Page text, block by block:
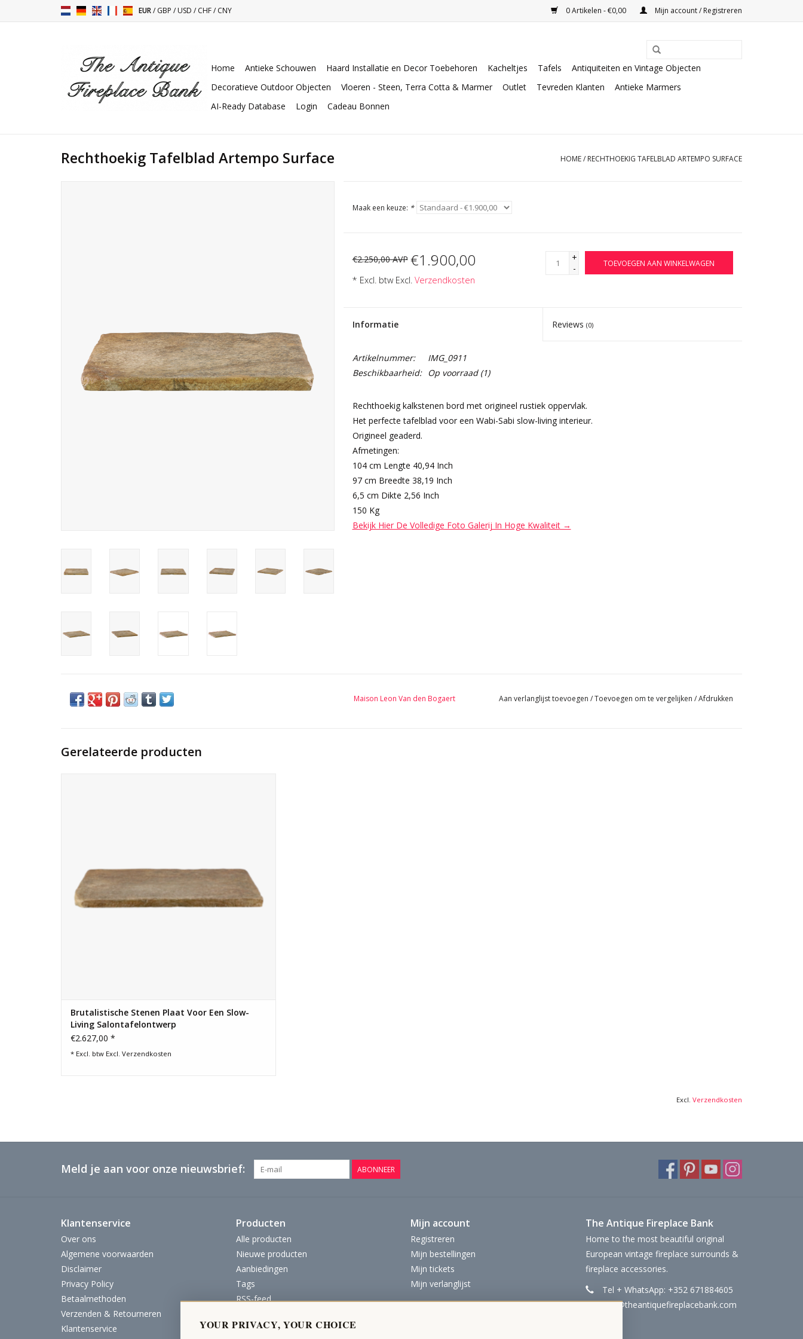
EUR/GBP /USD /CHF/CNY 0 Artikelen - €0,00 Mijn account / Registreren
Home Antieke Schouwen Haard Installatie en Decor Toebehoren Kacheltjes Tafels
Antiquiteiten en Vintage Objecten
Decoratieve Outdoor Objecten
Vloeren - Steen, Terra Cotta & Marmer Outlet Tevreden Klanten
Antieke Marmers
AI-Ready Database
Login Cadeau Bonnen
Rechthoekig Tafelblad Artempo Surface HOME/ RECHTHOEKIG TAFELBLAD ARTEMPO SURFACE
Maak een keuze: *
€2.250,00 AVP €1.900,00
* Excl. btw Excl. Verzendkosten
+
-
TOEVOEGEN AAN WINKELWAGEN
Informatie Reviews(0)
Artikelnummer:
IMG_0911
Beschikbaarheid:
Op voorraad(1)
Rechthoekig kalkstenen bord met origineel rustiek oppervlak.
Het perfecte tafelblad voor een Wabi-Sabi slow-living interieur.
Origineel geaderd.
Afmetingen:
104 cm Lengte 40,94 Inch
97 cm Breedte 38,19 Inch
6,5 cm Dikte 2,56 Inch
150 Kg
Bekijk Hier De Volledige Foto Galerij In Hoge Kwaliteit →
Maison Leon Van den Bogaert Aan verlanglijst toevoegen /Toevoegen om te vergelijken /Afdrukken
Gerelateerde producten
Brutalistische Stenen Plaat Voor Een Slow-
Living Salontafelontwerp
€2.627,00 *
* Excl. btw Excl. Verzendkosten
Excl. Verzendkosten
Meld je aan voor onze nieuwsbrief: ABONNEER
Klantenservice
Over ons
Algemene voorwaarden
Disclaimer
Privacy Policy
Betaalmethoden
Verzenden & Retourneren
Klantenservice
Producten
Alle producten
Nieuwe producten
Aanbiedingen
Tags
RSS-feed
Mijn account
Registreren
Mijn bestellingen
Mijn tickets
Mijn verlanglijst
The Antique Fireplace Bank
Home to the most beautiful original
European vintage fireplace surrounds &
fireplace accessories.
Tel + WhatsApp: +352 671884605
info@theantiquefireplacebank.com
YOUR PRIVACY, YOUR CHOICE